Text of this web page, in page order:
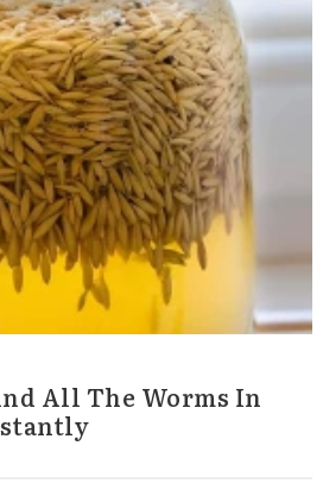
All The Worms In